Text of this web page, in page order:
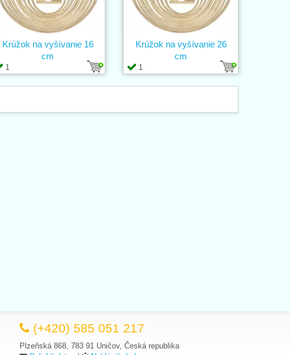
1
Krúžok na vyšívanie 16
cm
1
Krúžok na vyšívanie 26
cm
(+420) 585 051 217
Plzeňská 868, 783 91 Uničov, Česká republika